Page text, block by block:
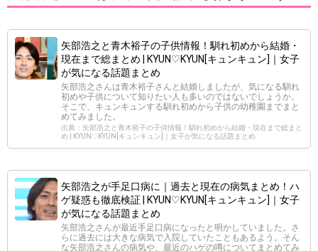
矢部浩之と青木裕子の子供情報！馴れ初めから結婚・
現在まで総まとめ | KYUN♡KYUN[キュンキュン]｜女子
が気になる話題まとめ
矢部浩之さんは青木裕子さんと結婚しましたが、気になる馴れ
初めや子供について知りたい人も多いのではないでしょうか。
そこで、キュンキュンする馴れ初めから子供の幼稚園までまと
めてみました。
出典：矢部浩之と青木裕子の子供情報！馴れ初めから結婚・現在まで総まと
め | KYUN♡KYUN[キュンキュン]｜女子が気になる話題まとめ
矢部浩之が手足口病に｜過去と現在の病気まとめ！ハ
ゲ疑惑も徹底検証 | KYUN♡KYUN[キュンキュン]｜女子
が気になる話題まとめ
矢部浩之さんが最近手足口病になったと明かしていました。さ
らに過去には大きな病気で入院していたこともあるよう。そん
な矢部浩之さんの病気や、最近のハゲの噂についてまとめてみ